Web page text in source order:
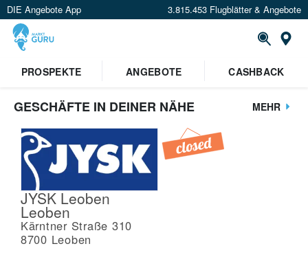
DIE Angebote App 3.815.453 Flugblätter & Angebote
PROSPEKTE
ANGEBOTE CASHBACK
GESCHÄFTE IN DEINER NÄHE MEHR
JYSK Leoben
Leoben
Kärntner Straße 310
8700 Leoben